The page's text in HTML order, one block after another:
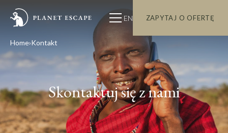
EN ZAPYTAJ O OFERTĘ
Home Kontakt
Skontaktuj się z nami